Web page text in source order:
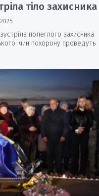
тіло захисника
полеглого захисника
чин похорону проведуть